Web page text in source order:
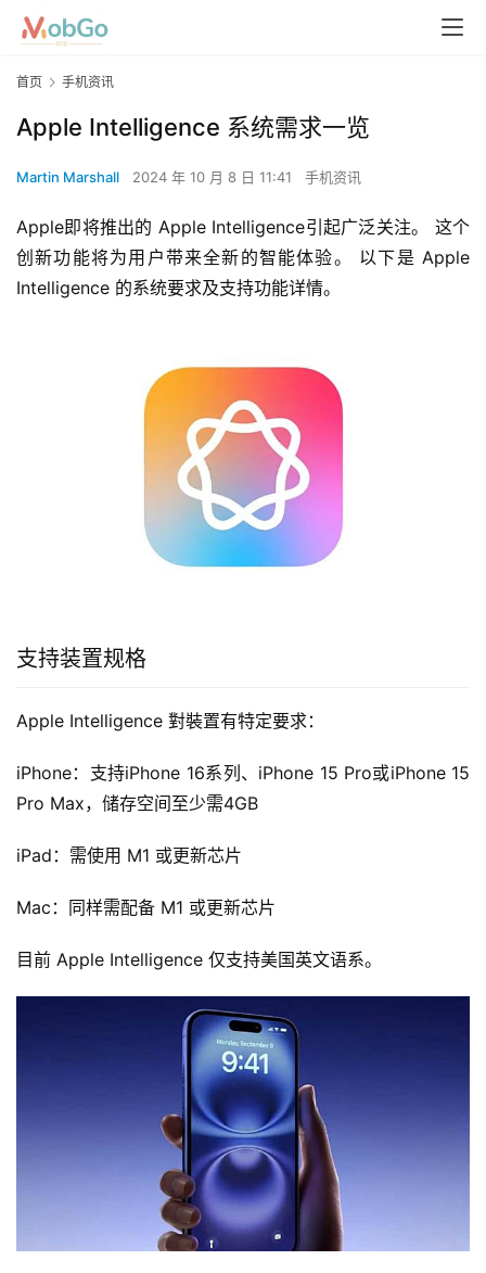
首页 手机资讯
Apple Intelligence 系统需求一览
Martin Marshall 2024 年 10 月 8 日 11:41 手机资讯
Apple即将推出的 Apple Intelligence引起广泛关注。 这个
创新功能将为用户带来全新的智能体验。 以下是 Apple
Intelligence 的系统要求及支持功能详情。
支持装置规格
Apple Intelligence 對裝置有特定要求：
iPhone：支持iPhone 16系列、iPhone 15 Pro或iPhone 15
Pro Max，储存空间至少需4GB
iPad：需使用 M1 或更新芯片
Mac：同样需配备 M1 或更新芯片
目前 Apple Intelligence 仅支持美国英文语系。